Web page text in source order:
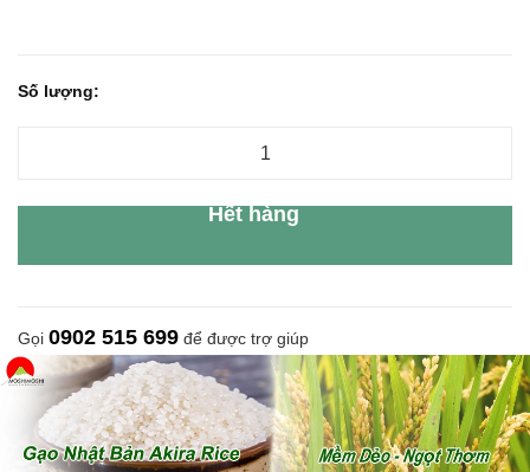
Số lượng:
Hết hàng
Gọi 0902 515 699 để được trợ giúp